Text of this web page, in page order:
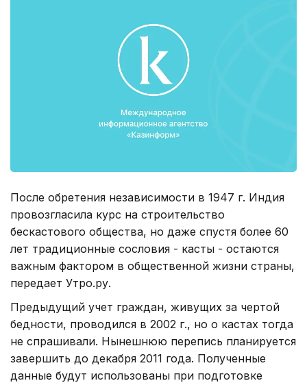
После обретения независимости в 1947 г. Индия
провозгласила курс на строительство
бескастового общества, но даже спустя более 60
лет традиционные сословия - касты - остаются
важным фактором в общественной жизни страны,
передает Утро.ру.
Предыдущий учет граждан, живущих за чертой
бедности, проводился в 2002 г., но о кастах тогда
не спрашивали. Нынешнюю перепись планируется
завершить до декабря 2011 года. Полученные
данные будут использованы при подготовке